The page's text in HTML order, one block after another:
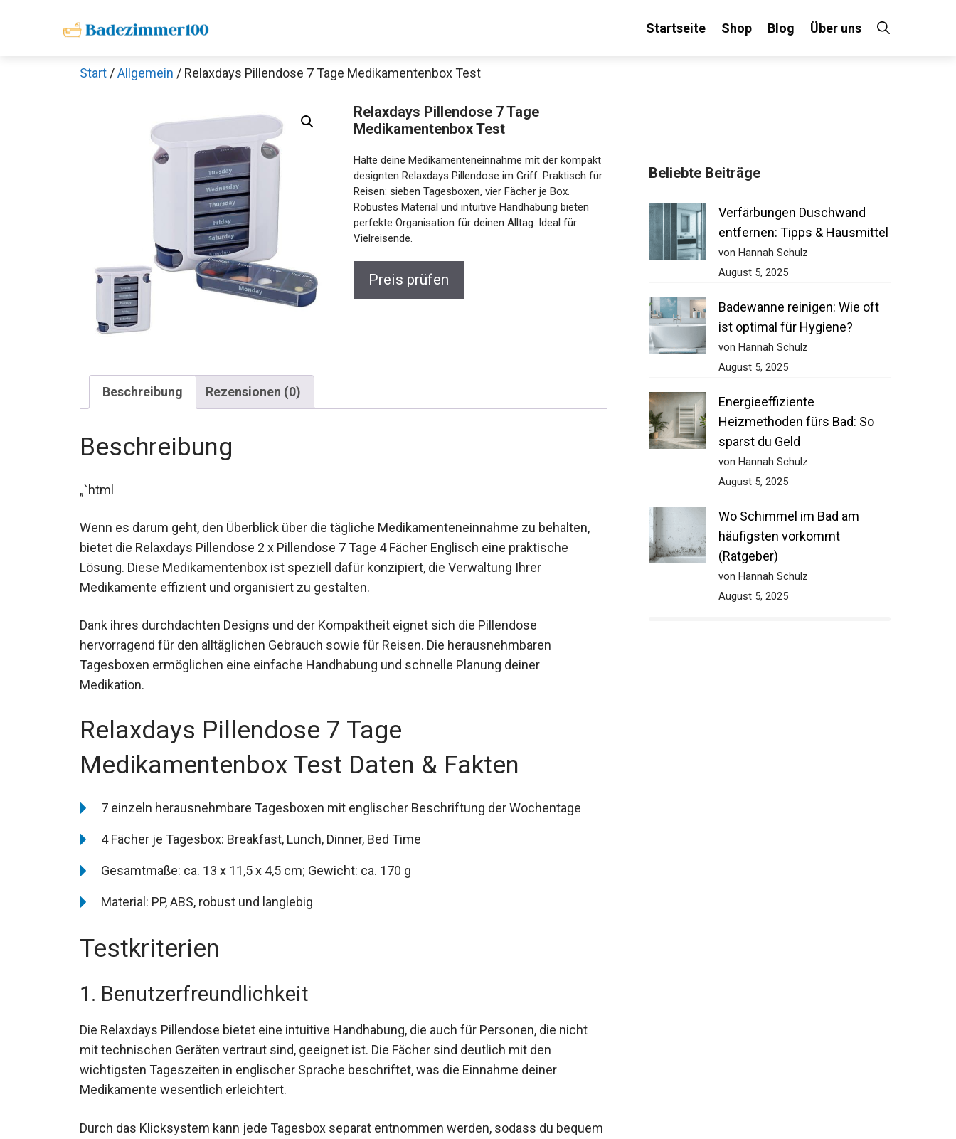
Startseite Shop Blog Über uns
Start /Allgemein / Relaxdays Pillendose 7 Tage Medikamentenbox Test
Relaxdays Pillendose 7 Tage
Medikamentenbox Test
Halte deine Medikamenteneinnahme mit der kompakt
designten Relaxdays Pillendose im Griff. Praktisch für
Reisen: sieben Tagesboxen, vier Fächer je Box.
Robustes Material und intuitive Handhabung bieten
perfekte Organisation für deinen Alltag. Ideal für
Vielreisende.
Preis prüfen
Beschreibung Rezensionen (0)
Beschreibung
„`html
Wenn es darum geht, den Überblick über die tägliche Medikamenteneinnahme zu behalten,
bietet die Relaxdays Pillendose 2 x Pillendose 7 Tage 4 Fächer Englisch eine praktische
Lösung. Diese Medikamentenbox ist speziell dafür konzipiert, die Verwaltung Ihrer
Medikamente effizient und organisiert zu gestalten.
Dank ihres durchdachten Designs und der Kompaktheit eignet sich die Pillendose
hervorragend für den alltäglichen Gebrauch sowie für Reisen. Die herausnehmbaren
Tagesboxen ermöglichen eine einfache Handhabung und schnelle Planung deiner
Medikation.
Relaxdays Pillendose 7 Tage
Medikamentenbox Test Daten & Fakten
7 einzeln herausnehmbare Tagesboxen mit englischer Beschriftung der Wochentage
4 Fächer je Tagesbox: Breakfast, Lunch, Dinner, Bed Time
Gesamtmaße: ca. 13 x 11,5 x 4,5 cm; Gewicht: ca. 170 g
Material: PP, ABS, robust und langlebig
Testkriterien
1. Benutzerfreundlichkeit
Die Relaxdays Pillendose bietet eine intuitive Handhabung, die auch für Personen, die nicht
mit technischen Geräten vertraut sind, geeignet ist. Die Fächer sind deutlich mit den
wichtigsten Tageszeiten in englischer Sprache beschriftet, was die Einnahme deiner
Medikamente wesentlich erleichtert.
Durch das Klicksystem kann jede Tagesbox separat entnommen werden, sodass du bequem
Beliebte Beiträge
Verfärbungen Duschwand
entfernen: Tipps & Hausmittel
von Hannah Schulz
August 5, 2025
Badewanne reinigen: Wie oft
ist optimal für Hygiene?
von Hannah Schulz
August 5, 2025
Energieeffiziente
Heizmethoden fürs Bad: So
sparst du Geld
von Hannah Schulz
August 5, 2025
Wo Schimmel im Bad am
häufigsten vorkommt
(Ratgeber)
von Hannah Schulz
August 5, 2025